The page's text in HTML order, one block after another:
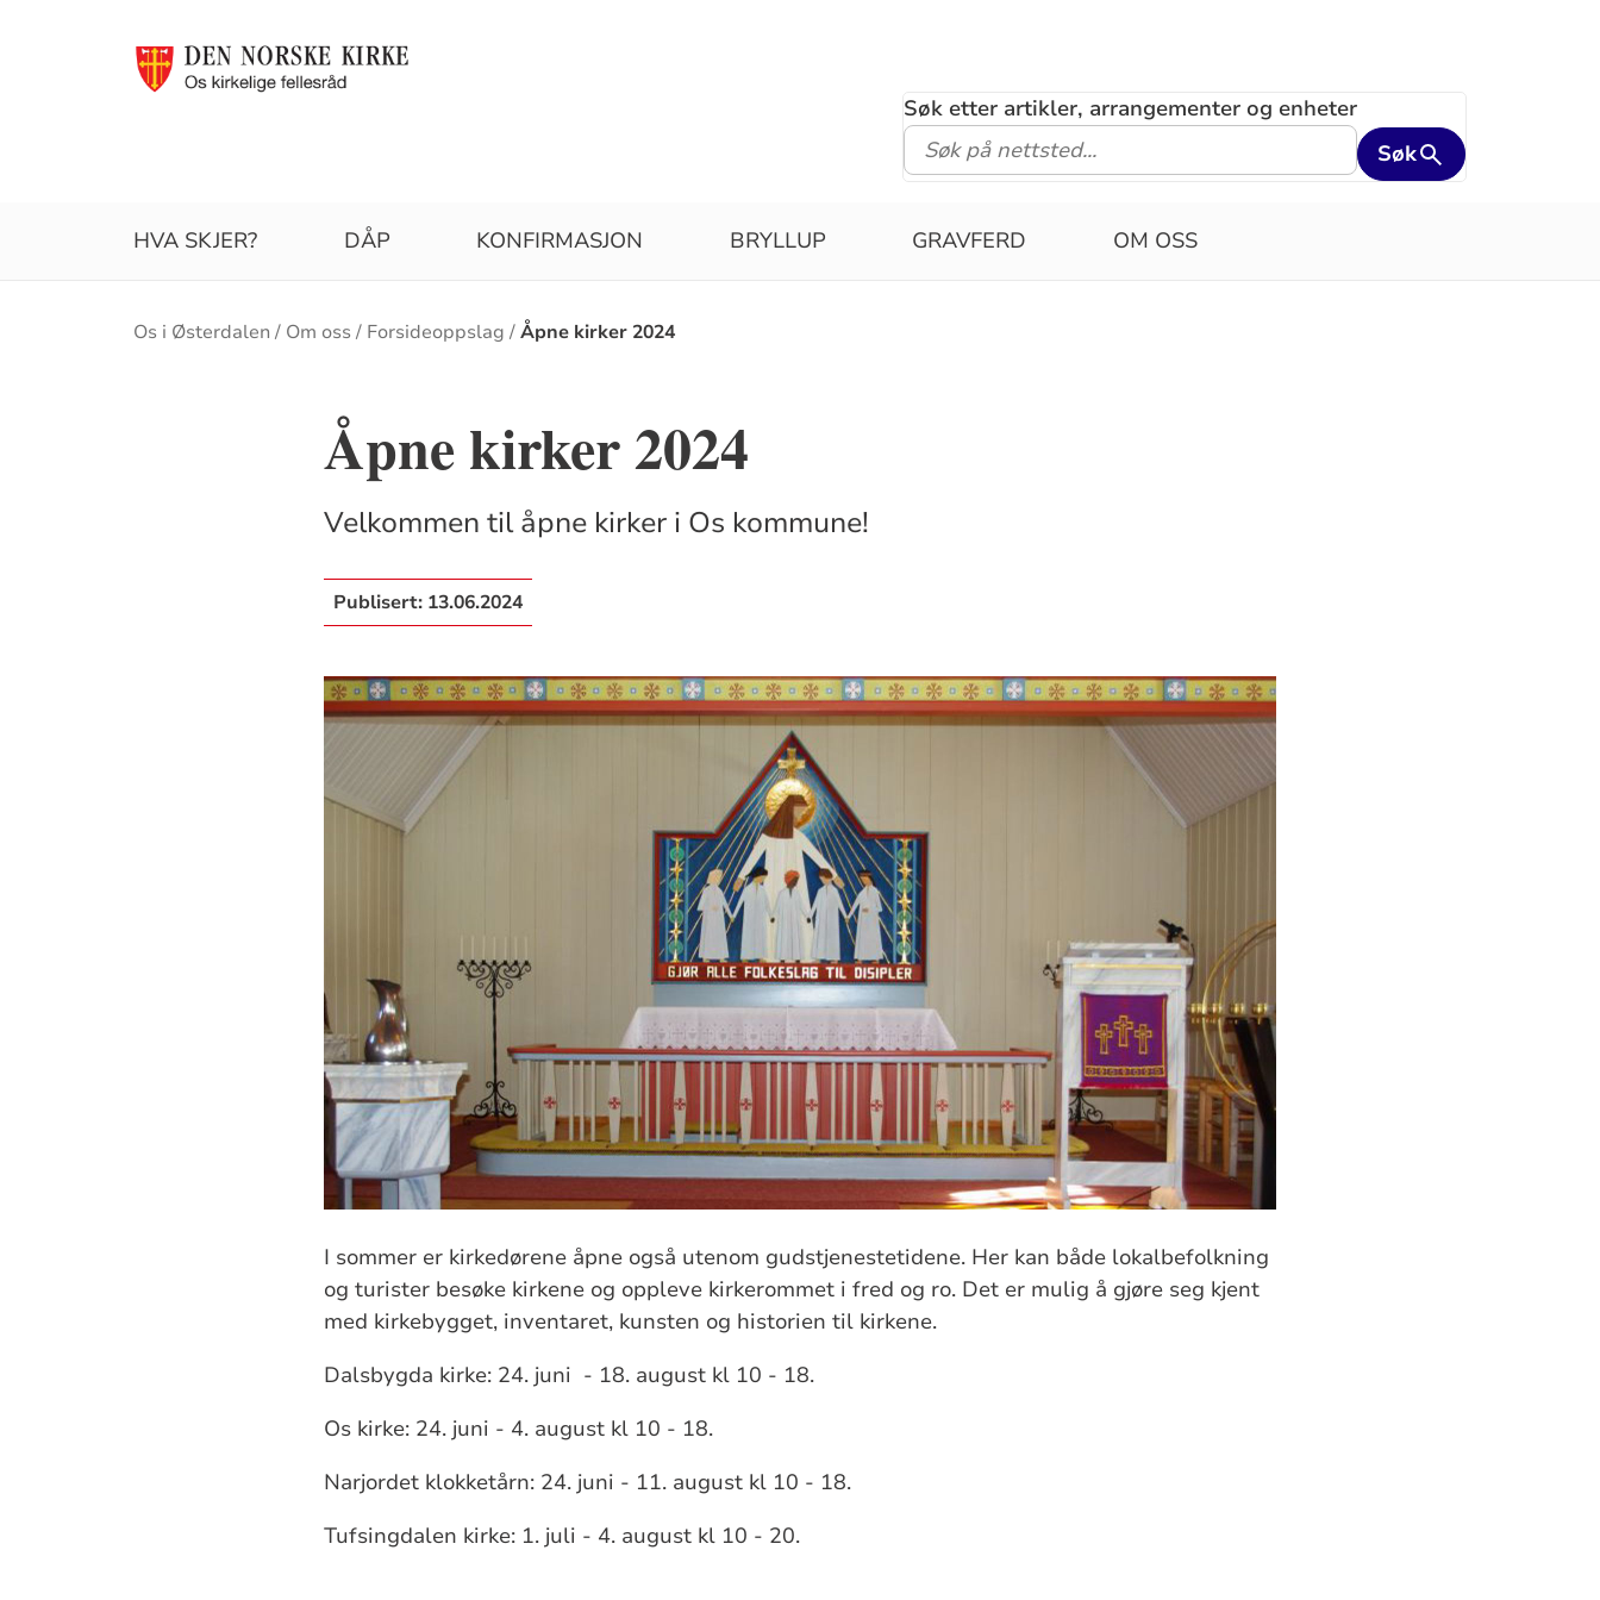
Søk etter artikler, arrangementer og enheter
Søk
HVA SKJER? DÅP KONFIRMASJON BRYLLUP GRAVFERD OM OSS
Brødsmulesti
Os i Østerdalen Om oss Forsideoppslag Åpne kirker 2024
Åpne kirker 2024
Velkommen til åpne kirker i Os kommune!
Publisert: 13.06.2024
I sommer er kirkedørene åpne også utenom gudstjenestetidene. Her kan både lokalbefolkning
og turister besøke kirkene og oppleve kirkerommet i fred og ro. Det er mulig å gjøre seg kjent
med kirkebygget, inventaret, kunsten og historien til kirkene.
Dalsbygda kirke: 24. juni - 18. august kl 10 - 18.
Os kirke: 24. juni - 4. august kl 10 - 18.
Narjordet klokketårn: 24. juni - 11. august kl 10 - 18.
Tufsingdalen kirke: 1. juli - 4. august kl 10 - 20.